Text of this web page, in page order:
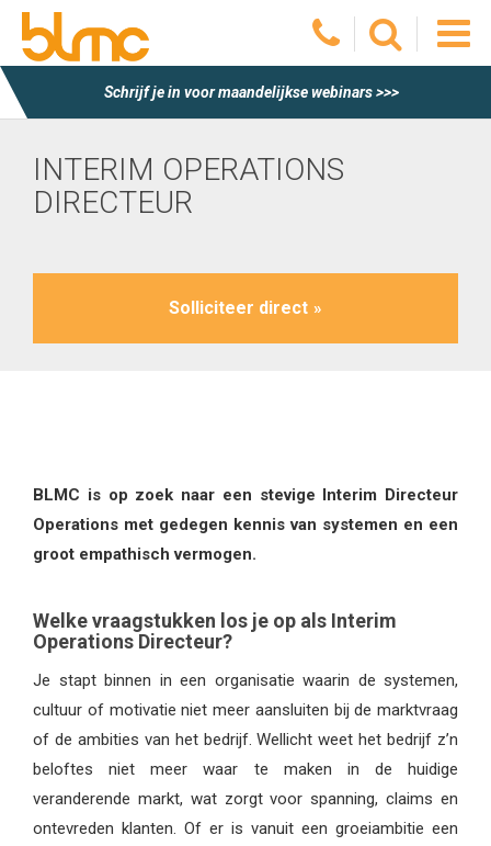
Schrijf je in voor maandelijkse webinars >>>
Homepagina Interim Operations Directeur
INTERIM OPERATIONS
DIRECTEUR
Solliciteer direct
BLMC is op zoek naar een stevige Interim Directeur
Operations met gedegen kennis van systemen en een
groot empathisch vermogen.
Welke vraagstukken los je op als Interim
Operations Directeur?
Je stapt binnen in een organisatie waarin de systemen,
cultuur of motivatie niet meer aansluiten bij de marktvraag
of de ambities van het bedrijf. Wellicht weet het bedrijf z’n
beloftes niet meer waar te maken in de huidige
veranderende markt, wat zorgt voor spanning, claims en
ontevreden klanten. Of er is vanuit een groeiambitie een